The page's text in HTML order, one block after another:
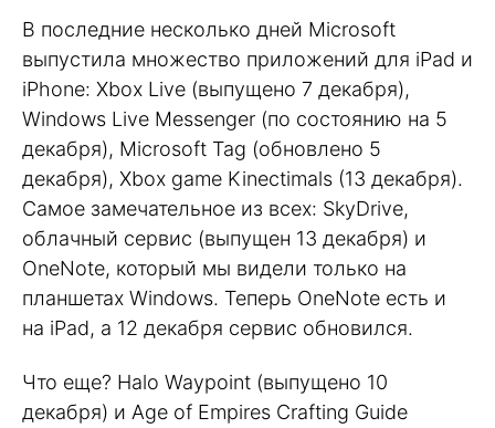
В последние несколько дней Microsoft
выпустила множество приложений для iPad и
iPhone: Xbox Live (выпущено 7 декабря),
Windows Live Messenger (по состоянию на 5
декабря), Microsoft Tag (обновлено 5
декабря), Xbox game Kinectimals (13 декабря).
Самое замечательное из всех: SkyDrive,
облачный сервис (выпущен 13 декабря) и
OneNote, который мы видели только на
планшетах Windows. Теперь OneNote есть и
на iPad, а 12 декабря сервис обновился.
Что еще? Halo Waypoint (выпущено 10
декабря) и Age of Empires Crafting Guide